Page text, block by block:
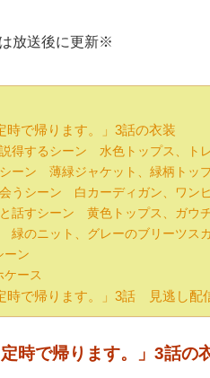
放送後に更新※
時で帰ります。」3話の衣装
得するシーン 水色トップス、ト
ーン 薄緑ジャケット、緑柄トッ
うシーン 白カーディガン、ワン
話すシーン 黄色トップス、ガウ
のニット、グレーのブリーツス
ーン
ケース
時で帰ります。」3話 見逃し配
時で帰ります。」3話の